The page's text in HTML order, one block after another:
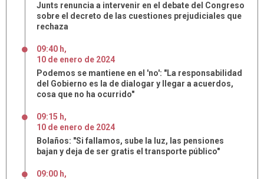
Junts renuncia a intervenir en el debate del Congreso
sobre el decreto de las cuestiones prejudiciales que
rechaza
09:40 h,
10 de enero de 2024
Podemos se mantiene en el 'no': "La responsabilidad
del Gobierno es la de dialogar y llegar a acuerdos,
cosa que no ha ocurrido"
09:15 h,
10 de enero de 2024
Bolaños: "Si fallamos, sube la luz, las pensiones
bajan y deja de ser gratis el transporte público"
09:00 h,